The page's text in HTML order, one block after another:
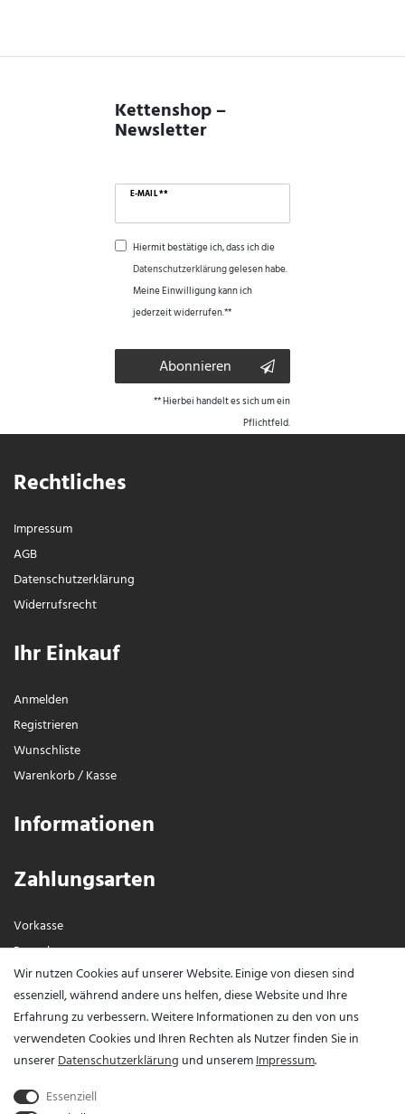
Kettenshop –
Newsletter
E-MAIL **
Hiermit bestätige ich, dass ich die
Daten­schutz­erklärunggelesen habe.
Meine Einwilligung kann ich
jederzeit widerrufen.**
Abonnieren
** Hierbei handelt es sich um ein
Pflichtfeld.
Rechtliches
Impressum
AGB
Daten­schutz­erklärung
Widerrufs­recht
Ihr Einkauf
Anmelden
Registrieren
Wunschliste
Warenkorb/Kasse
Informationen
Zahlungsarten
Vorkasse
Paypal
Visa / Mastercard
Vertrag widerrufen?
Wir nutzen Cookies auf unserer Website. Einige von diesen sind
essenziell, während andere uns helfen, diese Website und Ihre
Erfahrung zu verbessern. Weitere Informationen zu den von uns
verwendeten Cookies und Ihren Rechten als Nutzer finden Sie in
unsererDaten­schutz­erklärung und unseremImpressum.
Essenziell